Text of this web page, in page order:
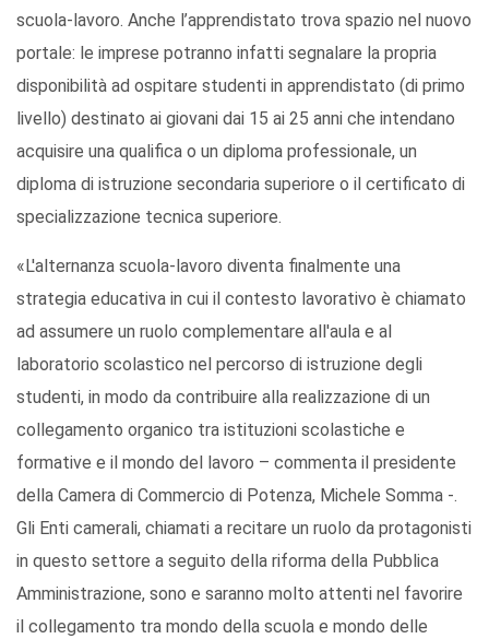
scuola-lavoro. Anche l’apprendistato trova spazio nel nuovo
portale: le imprese potranno infatti segnalare la propria
disponibilità ad ospitare studenti in apprendistato (di primo
livello) destinato ai giovani dai 15 ai 25 anni che intendano
acquisire una qualifica o un diploma professionale, un
diploma di istruzione secondaria superiore o il certificato di
specializzazione tecnica superiore.
«L'alternanza scuola-lavoro diventa finalmente una
strategia educativa in cui il contesto lavorativo è chiamato
ad assumere un ruolo complementare all'aula e al
laboratorio scolastico nel percorso di istruzione degli
studenti, in modo da contribuire alla realizzazione di un
collegamento organico tra istituzioni scolastiche e
formative e il mondo del lavoro – commenta il presidente
della Camera di Commercio di Potenza, Michele Somma -.
Gli Enti camerali, chiamati a recitare un ruolo da protagonisti
in questo settore a seguito della riforma della Pubblica
Amministrazione, sono e saranno molto attenti nel favorire
il collegamento tra mondo della scuola e mondo delle